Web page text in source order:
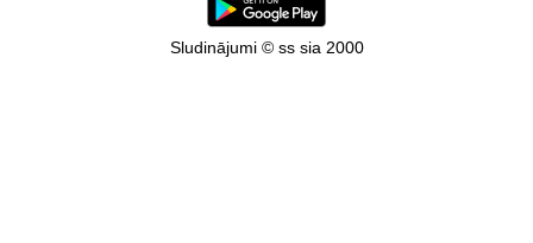
Sludinājumi © ss sia 2000